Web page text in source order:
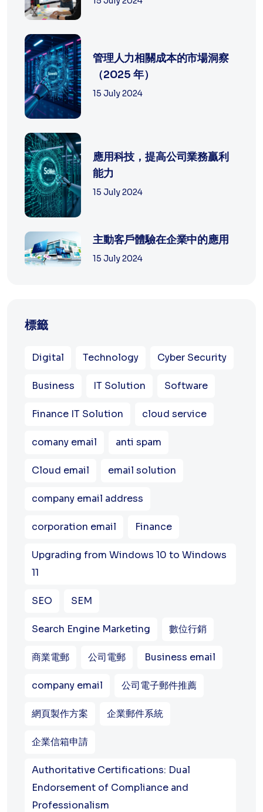
管理人力相關成本的市場洞察
（2025 年）
15 July 2024
應用科技，提高公司業務贏利
能力
15 July 2024
主動客戶體驗在企業中的應用
15 July 2024
標籤
Digital Technology Cyber Security
Business IT Solution Software
Finance IT Solution cloud service
comany email anti spam
Cloud email email solution
company email address
corporation email Finance
Upgrading from Windows 10 to Windows
11
SEO SEM
Search Engine Marketing 數位行銷
商業電郵 公司電郵 Business email
company email 公司電子郵件推薦
網頁製作方案 企業郵件系統
企業信箱申請
Authoritative Certifications: Dual
Endorsement of Compliance and
Professionalism